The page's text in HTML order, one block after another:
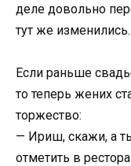
деле довольно
тут же изменились.
Если раньше
то теперь жених
торжество:
— Ириш, скажи, а
отметить в